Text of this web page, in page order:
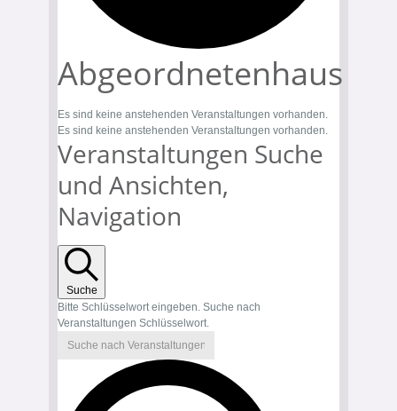
Abgeordnetenhaus
Es sind keine anstehenden Veranstaltungen vorhanden.
Es sind keine anstehenden Veranstaltungen vorhanden.
Veranstaltungen Suche
und Ansichten,
Navigation
Suche
Bitte Schlüsselwort eingeben. Suche nach
Veranstaltungen Schlüsselwort.